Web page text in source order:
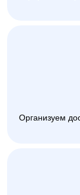
Организуем